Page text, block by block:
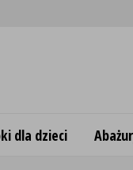
dla dzieci